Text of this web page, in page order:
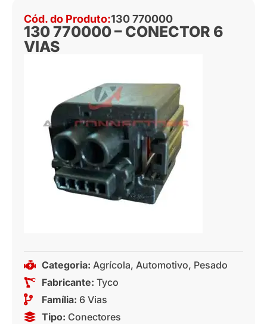
Cód. do Produto:130 770000
130 770000 – CONECTOR 6
VIAS
Categoria: Agrícola, Automotivo, Pesado
Fabricante: Tyco
Família: 6 Vias
Tipo: Conectores